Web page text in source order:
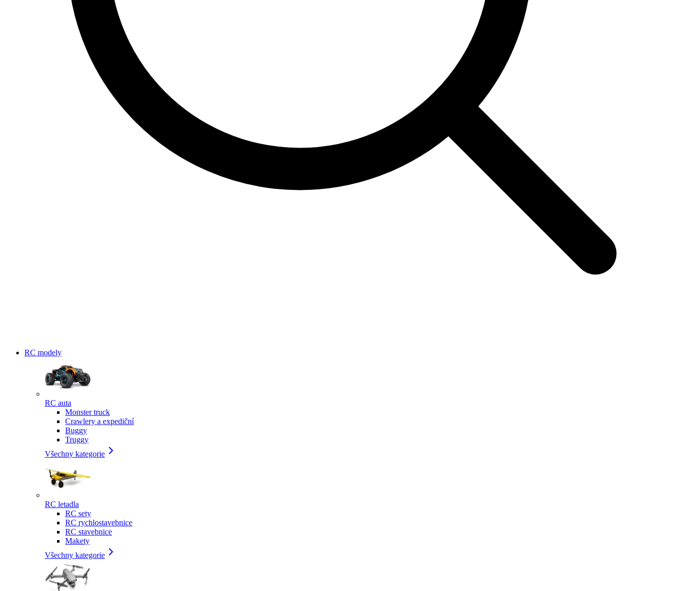
RC modely
RC auta
Monster truck
Crawlery a expediční
Buggy
Truggy
Všechny kategorie
RC letadla
RC sety
RC rychlostavebnice
RC stavebnice
Makety
Všechny kategorie